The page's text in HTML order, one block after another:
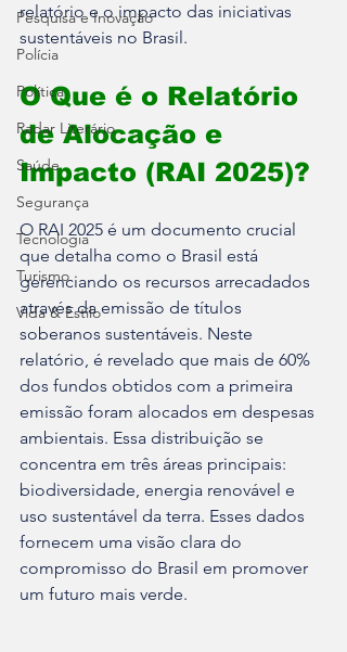
Pesquisa e Inovação
Polícia
Política
Radar Literário
Saúde
Segurança
Tecnologia
Turismo
Vida & Estilo
relatório e o impacto das iniciativas
sustentáveis no Brasil.
O Que é o Relatório
de Alocação e
Impacto (RAI 2025)?
O RAI 2025 é um documento crucial
que detalha como o Brasil está
gerenciando os recursos arrecadados
através da emissão de títulos
soberanos sustentáveis. Neste
relatório, é revelado que mais de 60%
dos fundos obtidos com a primeira
emissão foram alocados em despesas
ambientais. Essa distribuição se
concentra em três áreas principais:
biodiversidade, energia renovável e
uso sustentável da terra. Esses dados
fornecem uma visão clara do
compromisso do Brasil em promover
um futuro mais verde.